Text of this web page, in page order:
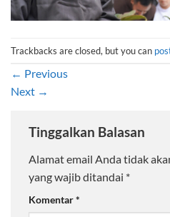
Trackbacks are closed, but you can
← Previous
Next →
Tinggalkan Balasan
Alamat email Anda tidak
yang wajib ditandai *
Komentar*